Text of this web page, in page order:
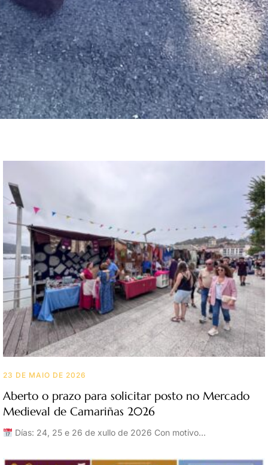
23 DE MAIO DE 2026
Aberto o prazo para solicitar posto no Mercado
Medieval de Camariñas 2026
Días: 24, 25 e 26 de xullo de 2026 Con motivo…